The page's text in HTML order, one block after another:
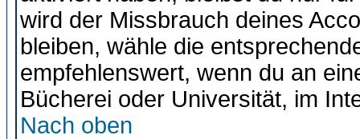
wird der Missbrauch deines
bleiben, wähle die
empfehlenswert, wenn du an
Bücherei oder Universität, im
Nach oben